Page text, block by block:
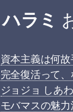
ハラミ
資本主義は何
完全復活って
ジョジョ しあ
モバマスの魅